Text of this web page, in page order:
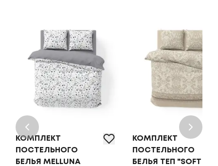
КОМПЛЕКТ
ПОСТЕЛЬНОГО
БЕЛЬЯ MELLUNA
КОМПЛЕКТ
ПОСТЕЛЬНОГО
БЕЛЬЯ ТЕП "SOFT